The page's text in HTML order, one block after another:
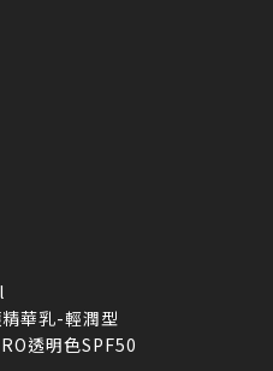
華乳-輕潤型
透明色SPF50